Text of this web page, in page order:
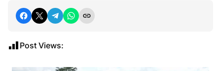
Post Views: